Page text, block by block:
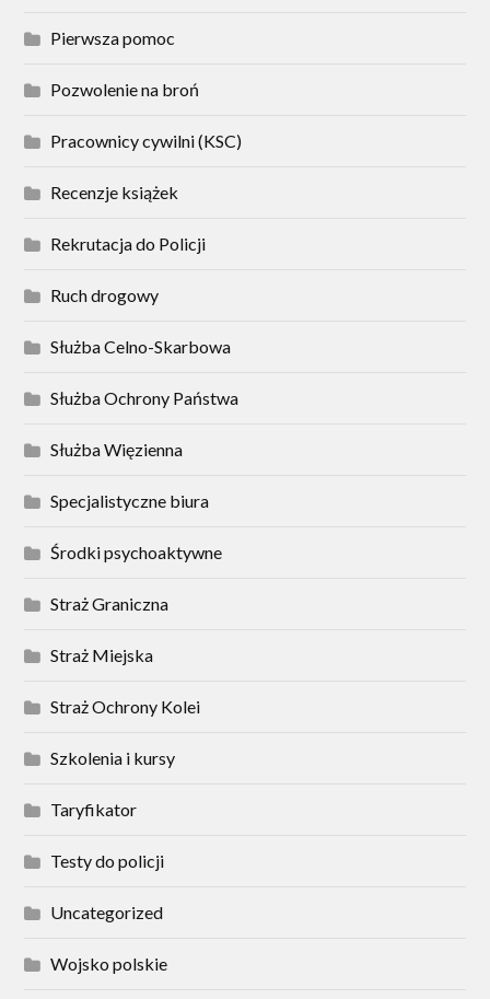
Pierwsza pomoc
Pozwolenie na broń
Pracownicy cywilni (KSC)
Recenzje książek
Rekrutacja do Policji
Ruch drogowy
Służba Celno-Skarbowa
Służba Ochrony Państwa
Służba Więzienna
Specjalistyczne biura
Środki psychoaktywne
Straż Graniczna
Straż Miejska
Straż Ochrony Kolei
Szkolenia i kursy
Taryfikator
Testy do policji
Uncategorized
Wojsko polskie